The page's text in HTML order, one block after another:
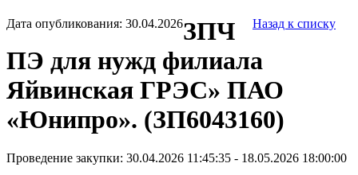
Дата опубликования: 30.04.2026 Назад к списку
ЗПЧ
ПЭ для нужд филиала
Яйвинская ГРЭС» ПАО
«Юнипро». (ЗП6043160)
Проведение закупки: 30.04.2026 11:45:35 - 18.05.2026 18:00:00